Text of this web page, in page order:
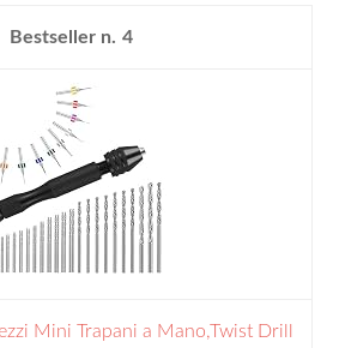
4
Mini Trapani a Mano,Twist Drill